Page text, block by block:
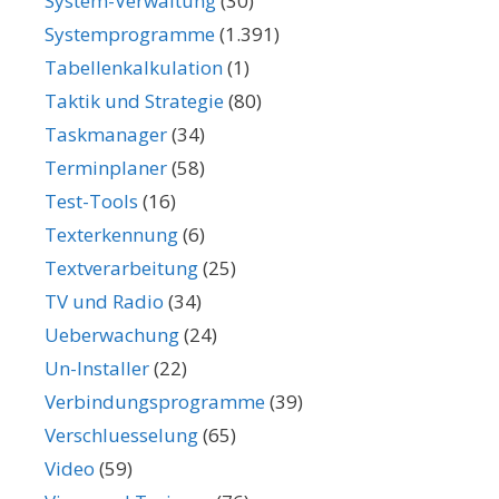
Systemprogramme(1.391)
Tabellenkalkulation(1)
Taktik und Strategie(80)
Taskmanager(34)
Terminplaner(58)
Test-Tools (16)
Texterkennung(6)
Textverarbeitung(25)
TV und Radio (34)
Ueberwachung(24)
Un-Installer(22)
Verbindungsprogramme(39)
Verschluesselung(65)
Video (59)